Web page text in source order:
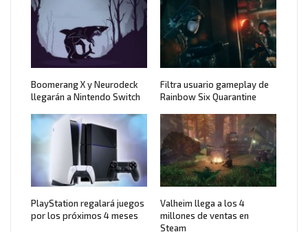
Boomerang X y Neurodeck
llegarán a Nintendo Switch
Filtra usuario gameplay de
Rainbow Six Quarantine
PlayStation regalará juegos
por los próximos 4 meses
Valheim llega a los 4
millones de ventas en
Steam